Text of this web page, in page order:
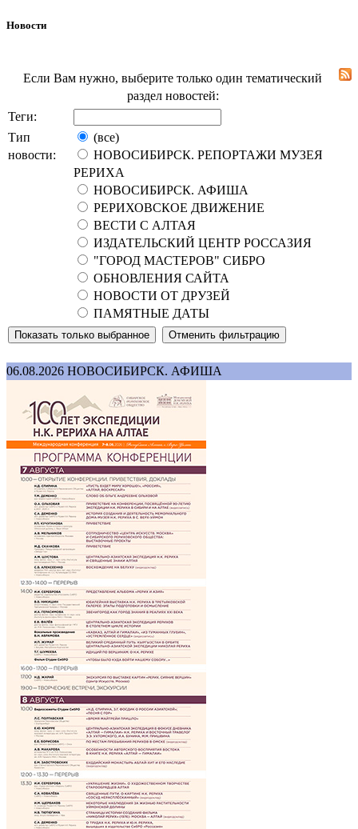
Новости
Если Вам нужно, выберите только один тематический
раздел новостей:
Теги:
Тип
новости:
(все)
НОВОСИБИРСК. РЕПОРТАЖИ МУЗЕЯ
РЕРИХА
НОВОСИБИРСК. АФИША
РЕРИХОВСКОЕ ДВИЖЕНИЕ
ВЕСТИ С АЛТАЯ
ИЗДАТЕЛЬСКИЙ ЦЕНТР РОССАЗИЯ
"ГОРОД МАСТЕРОВ" СИБРО
ОБНОВЛЕНИЯ САЙТА
НОВОСТИ ОТ ДРУЗЕЙ
ПАМЯТНЫЕ ДАТЫ
06.08.2026 НОВОСИБИРСК. АФИША